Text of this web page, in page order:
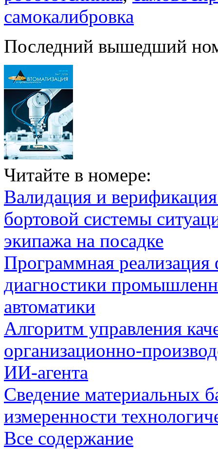
самокалибровка
Последний вышедший
Читайте в номере:
Валидация и
бортовой системы
экипажа на посадке
Программная
диагностики
автоматики
Алгоритм управления
организационно-
ИИ-агента
Сведение материальных
измеренности
Все содержание